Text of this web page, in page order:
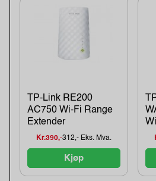
TP-Link RE200
AC750 Wi-Fi Range
Extender
Kr.390,-312,- Eks. Mva.
Kjøp